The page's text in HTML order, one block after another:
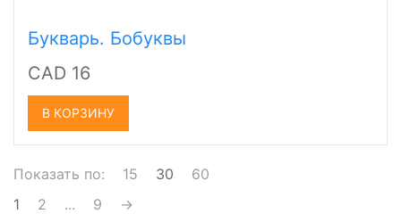
Букварь. Бобуквы
CAD 16
В КОРЗИНУ
Показать по: 15 30
60
1
2 ... 9 →